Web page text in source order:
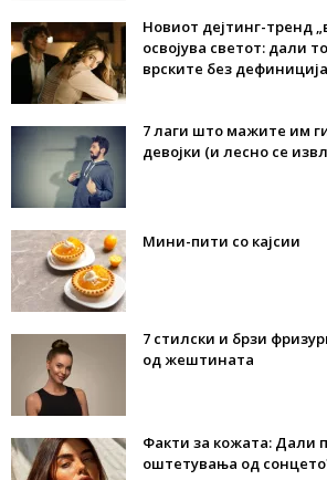
Новиот дејтинг-тренд
освојува светот: дали
врските без
7 лаги што мажите им
девојки (и лесно се
Мини-пити со кајсии
7 стилски и брзи
од жештината
Факти за кожата: Дали
оштетувања од